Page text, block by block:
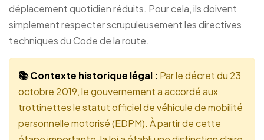
déplacement quotidien réduits. Pour cela, ils doivent
simplement respecter scrupuleusement les directives
techniques du Code de la route.
📚 Contexte historique légal : Par le décret du 23
octobre 2019, le gouvernement a accordé aux
trottinettes le statut officiel de véhicule de mobilité
personnelle motorisé (EDPM). À partir de cette